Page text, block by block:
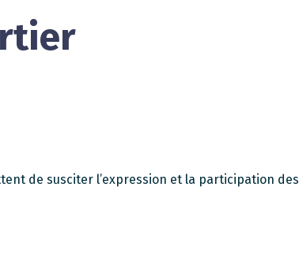
de susciter l’expression et la participation des